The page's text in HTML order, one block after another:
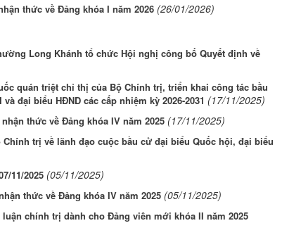
thức về Đảng khóa I năm 2026 (26/01/2026)
Long Khánh tổ chức Hội nghị công bố Quyết định về
quán triệt chỉ thị của Bộ Chính trị, triển khai công tác bầu
đại biểu HĐND các cấp nhiệm kỳ 2026-2031 (17/11/2025)
thức về Đảng khóa IV năm 2025 (17/11/2025)
Chính trị về lãnh đạo cuộc bầu cử đại biểu Quốc hội, đại biểu
11/2025 (05/11/2025)
thức về Đảng khóa IV năm 2025 (05/11/2025)
chính trị dành cho Đảng viên mới khóa II năm 2025